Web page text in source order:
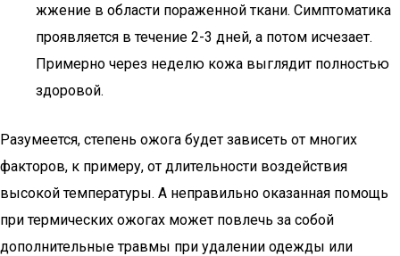
жжение в области пораженной ткани. Симптоматика
проявляется в течение 2-3 дней, а потом исчезает.
Примерно через неделю кожа выглядит полностью
здоровой.
Разумеется, степень ожога будет зависеть от многих
факторов, к примеру, от длительности воздействия
высокой температуры. А неправильно оказанная помощь
при термических ожогах может повлечь за собой
дополнительные травмы при удалении одежды или